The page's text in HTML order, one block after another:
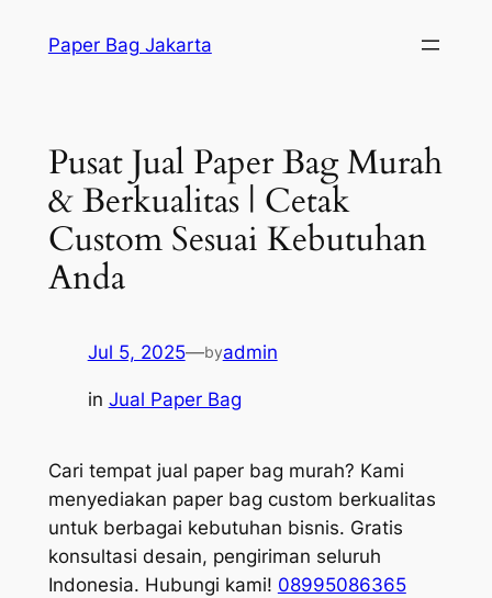
Paper Bag Jakarta
Pusat Jual Paper Bag Murah
& Berkualitas | Cetak
Custom Sesuai Kebutuhan
Anda
Jul 5, 2025—byadmin
in Jual Paper Bag
Cari tempat jual paper bag murah? Kami
menyediakan paper bag custom berkualitas
untuk berbagai kebutuhan bisnis. Gratis
konsultasi desain, pengiriman seluruh
Indonesia. Hubungi kami! 08995086365